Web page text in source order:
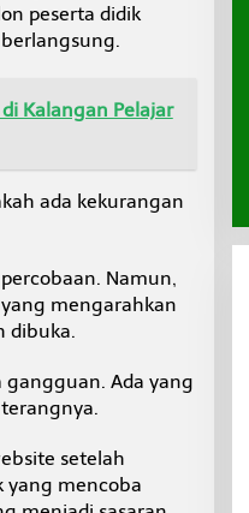
peserta didik
Kalangan Pelajar
ada kekurangan
Namun,
mengarahkan
dibuka.
gangguan. Ada yang
setelah
yang mencoba